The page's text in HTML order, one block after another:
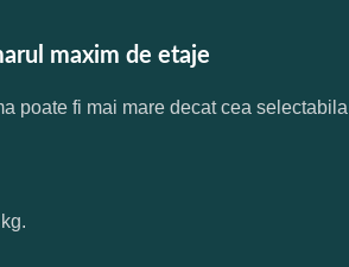
maxim de etaje
poate fi mai mare decat cea